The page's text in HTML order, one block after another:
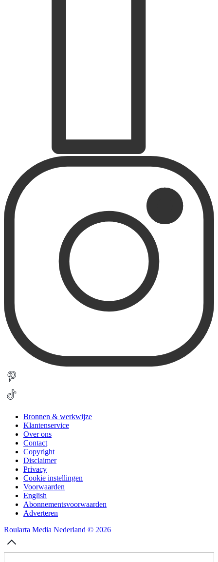
Bronnen & werkwijze
Klantenservice
Over ons
Contact
Copyright
Disclaimer
Privacy
Cookie instellingen
Voorwaarden
English
Abonnementsvoorwaarden
Adverteren
Roularta Media Nederland © 2026